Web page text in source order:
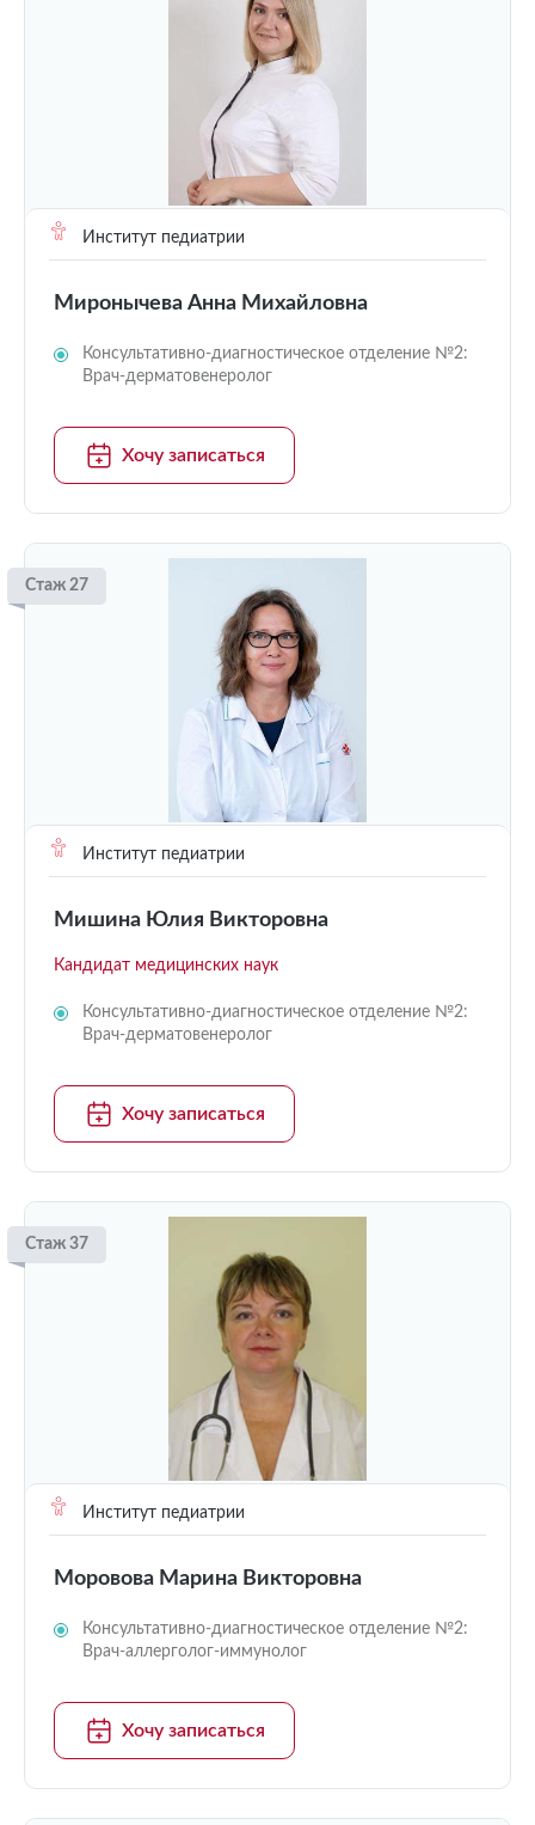
Институт педиатрии
Миронычева Анна Михайловна
Консультативно-диагностическое отделение №2:
Врач-дерматовенеролог
Хочу записаться
Стаж 27
Институт педиатрии
Мишина Юлия Викторовна
Кандидат медицинских наук
Консультативно-диагностическое отделение №2:
Врач-дерматовенеролог
Хочу записаться
Стаж 37
Институт педиатрии
Моровова Марина Викторовна
Консультативно-диагностическое отделение №2:
Врач-аллерголог-иммунолог
Хочу записаться